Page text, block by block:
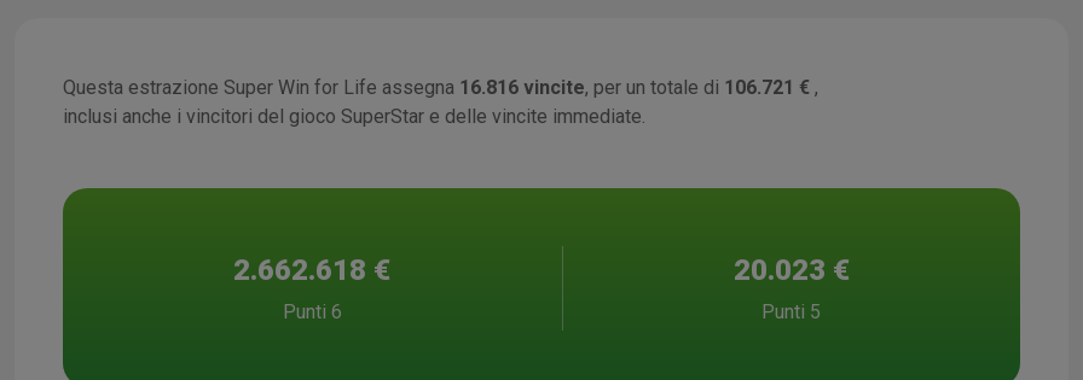
Questa estrazione Super Win for Life assegna 16.816 vincite, per un totale di 106.721 € ,
inclusi anche i vincitori del gioco SuperStar e delle vincite immediate.
2.662.618 €
Punti 6
20.023 €
Punti 5